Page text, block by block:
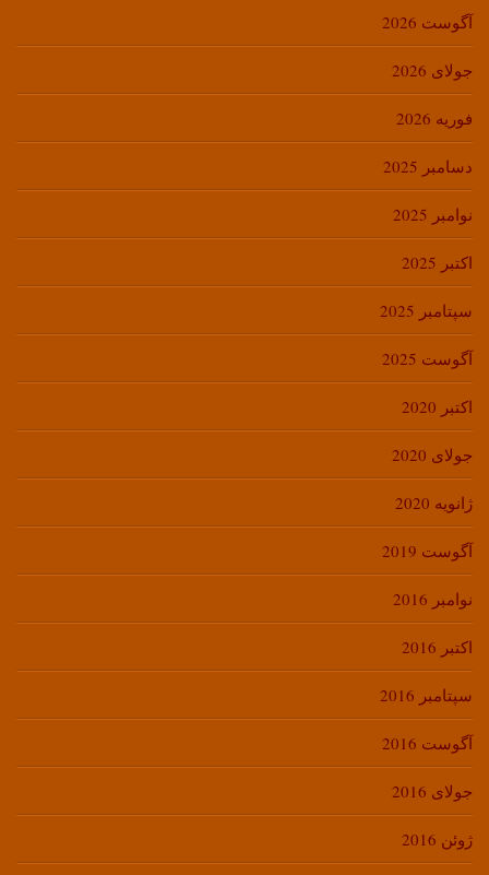
آگوست 2026
جولای 2026
فوریه 2026
دسامبر 2025
نوامبر 2025
اکتبر 2025
سپتامبر 2025
آگوست 2025
اکتبر 2020
جولای 2020
ژانویه 2020
آگوست 2019
نوامبر 2016
اکتبر 2016
سپتامبر 2016
آگوست 2016
جولای 2016
ژوئن 2016